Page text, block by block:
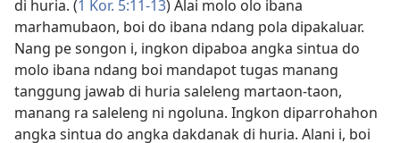
di huria. (1 Kor. 5:11-13) Alai molo olo ibana
marhamubaon, boi do ibana ndang pola dipakaluar.
Nang pe songon i, ingkon dipaboa angka sintua do
molo ibana ndang boi mandapot tugas manang
tanggung jawab di huria saleleng martaon-taon,
manang ra saleleng ni ngoluna. Ingkon diparrohahon
angka sintua do angka dakdanak di huria. Alani i, boi